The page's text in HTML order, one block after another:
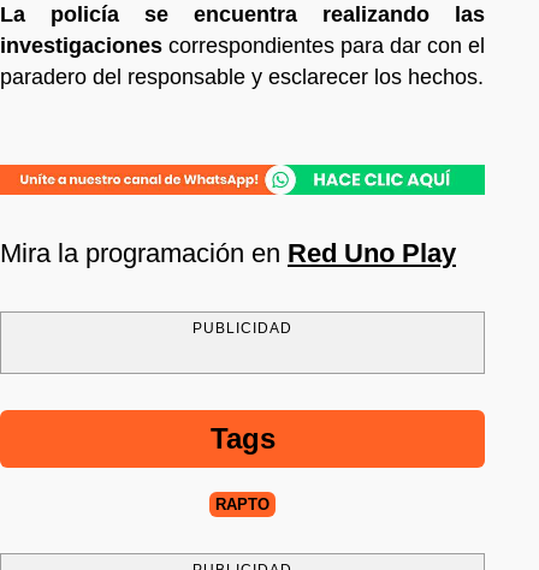
La policía se encuentra realizando las
investigaciones correspondientes para dar con el
paradero del responsable y esclarecer los hechos.
Mira la programación en Red Uno Play
PUBLICIDAD
Tags
RAPTO